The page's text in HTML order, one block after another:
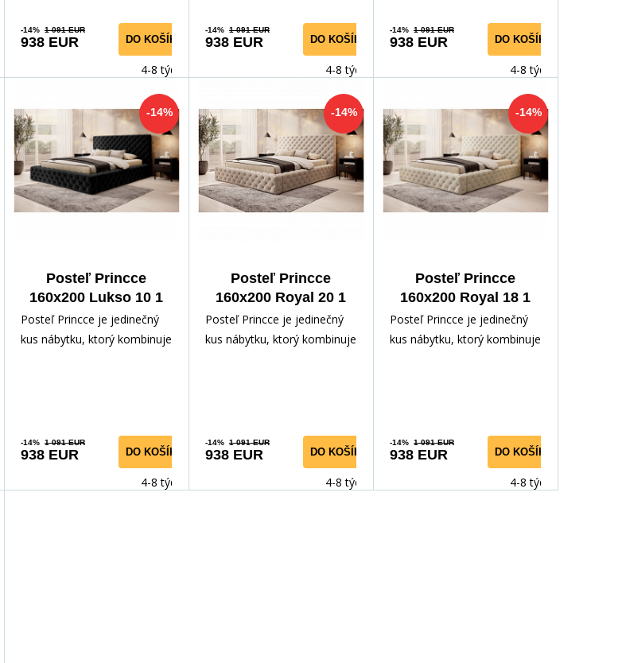
-14% 1 091 EUR
938 EUR DO KOŠÍKA
4-8 týdnů
-14% 1 091 EUR
938 EUR DO KOŠÍKA
4-8 týdnů
-14% 1 091 EUR
938 EUR DO KOŠÍKA
4-8 týdnů
-14%
Posteľ Princce
160x200 Lukso 10 1
Posteľ Princce je jedinečný
kus nábytku, ktorý kombinuje
-14% 1 091 EUR
938 EUR DO KOŠÍKA
4-8 týdnů
-14%
Posteľ Princce
160x200 Royal 20 1
Posteľ Princce je jedinečný
kus nábytku, ktorý kombinuje
-14% 1 091 EUR
938 EUR DO KOŠÍKA
4-8 týdnů
-14%
Posteľ Princce
160x200 Royal 18 1
Posteľ Princce je jedinečný
kus nábytku, ktorý kombinuje
-14% 1 091 EUR
938 EUR DO KOŠÍKA
4-8 týdnů